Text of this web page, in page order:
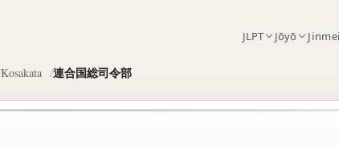
JLPT Jōyō
Kosakata 連合国総司令部